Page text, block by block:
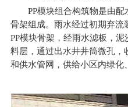
PP模块组合构筑物是由配
骨架组成。雨水经过初期弃流
PP模块骨架，经雨水滤板，
料层，通过出水井井筒微孔，
和供水管网，供给小区内绿化